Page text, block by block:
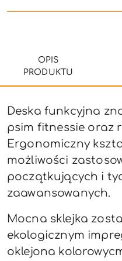
OPIS
PRODUKTU
Deska funkcyjna
psim fitnessie oraz
Ergonomiczny
możliwości
początkujących i
zaawansowanych.
Mocna sklejka
ekologicznym
oklejona